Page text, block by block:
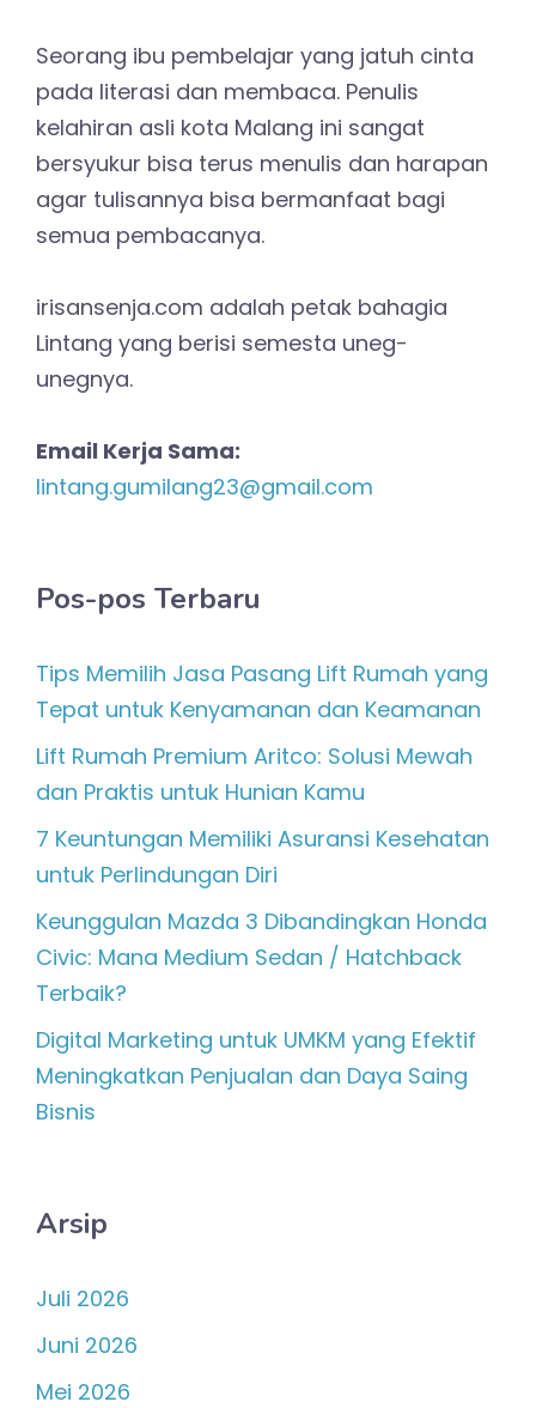
Seorang ibu pembelajar yang jatuh cinta
pada literasi dan membaca. Penulis
kelahiran asli kota Malang ini sangat
bersyukur bisa terus menulis dan harapan
agar tulisannya bisa bermanfaat bagi
semua pembacanya.
irisansenja.com adalah petak bahagia
Lintang yang berisi semesta uneg-
unegnya.
Email Kerja Sama:
lintang.gumilang23@gmail.com
Pos-pos Terbaru
Tips Memilih Jasa Pasang Lift Rumah yang
Tepat untuk Kenyamanan dan Keamanan
Lift Rumah Premium Aritco: Solusi Mewah
dan Praktis untuk Hunian Kamu
7 Keuntungan Memiliki Asuransi Kesehatan
untuk Perlindungan Diri
Keunggulan Mazda 3 Dibandingkan Honda
Civic: Mana Medium Sedan / Hatchback
Terbaik?
Digital Marketing untuk UMKM yang Efektif
Meningkatkan Penjualan dan Daya Saing
Bisnis
Arsip
Juli 2026
Juni 2026
Mei 2026